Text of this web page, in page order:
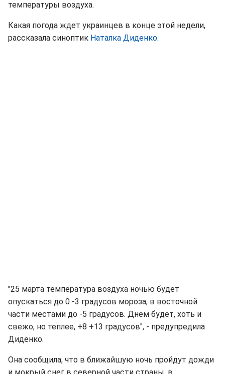
температуры воздуха.
Какая погода ждет украинцев в конце этой недели,
рассказала синоптик Наталка Диденко.
"25 марта температура воздуха ночью будет
опускаться до 0 -3 градусов мороза, в восточной
части местами до -5 градусов. Днем будет, хоть и
свежо, но теплее, +8 +13 градусов", - предупредила
Диденко.
Она сообщила, что в ближайшую ночь пройдут дожди